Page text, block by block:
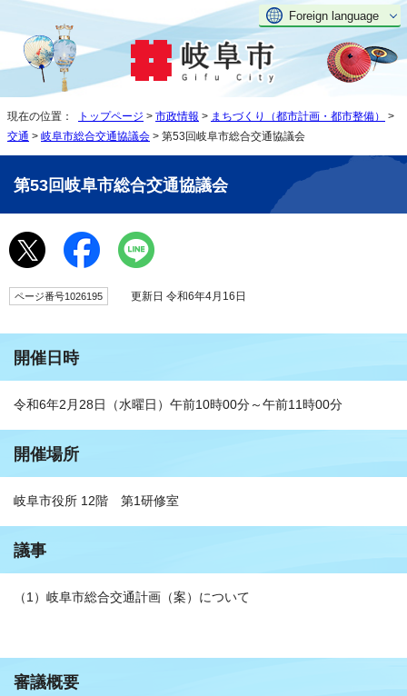
Foreign language
現在の位置： トップページ > 市政情報 > まちづくり（都市計画・都市整備）
>
交通 > 岐阜市総合交通協議会 > 第53回岐阜市総合交通協議会
第53回岐阜市総合交通協議会
ページ番号1026195 更新日 令和6年4月16日
開催日時
令和6年2月28日（水曜日）午前10時00分～午前11時00分
開催場所
岐阜市役所 12階 第1研修室
議事
（1）岐阜市総合交通計画（案）について
審議概要